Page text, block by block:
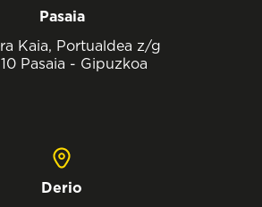
Pasaia
Kaia, Portualdea z/g
Pasaia - Gipuzkoa
Derio